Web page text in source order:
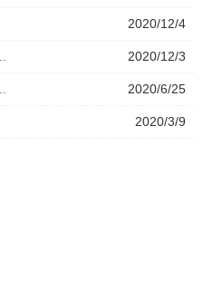
2020/12/4
2020/12/3
2020/6/25
2020/3/9